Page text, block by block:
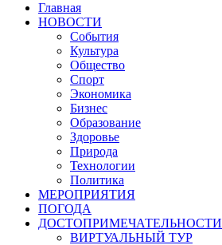
Главная
НОВОСТИ
События
Культура
Общество
Спорт
Экономика
Бизнес
Образование
Здоровье
Природа
Технологии
Политика
МЕРОПРИЯТИЯ
ПОГОДА
ДОСТОПРИМЕЧАТЕЛЬНОСТИ
ВИРТУАЛЬНЫЙ ТУР